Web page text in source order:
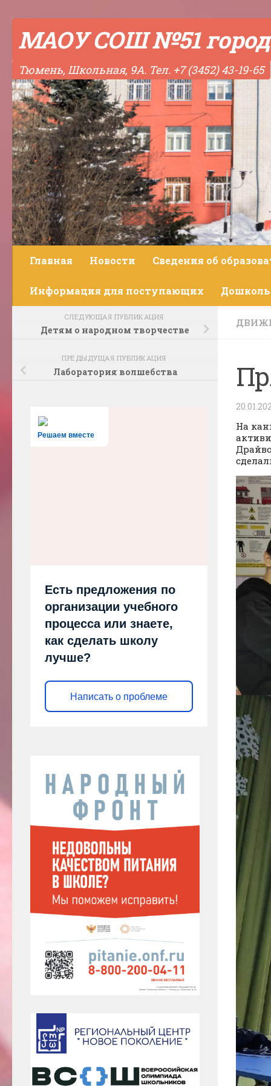
Skip to content
МАОУ СОШ №51
Тюмень, Школьная, 9А. Тел. +7 (3452) 43-19-65
Главная Новости Сведения об
Информация для поступающих
На
СЛЕДУЮЩАЯ ПУБЛИКАЦИЯ
Детям о народном творчестве
ПРЕДЫДУЩАЯ ПУБЛИКАЦИЯ
Лаборатория волшебства
Решаем вместе
Есть предложения по
организации учебного
процесса или знаете,
как сделать школу
лучше?
Написать о проблеме